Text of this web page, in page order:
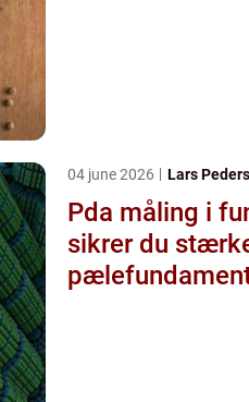
04 june 2026 Lars
Pda måling i
sikrer du